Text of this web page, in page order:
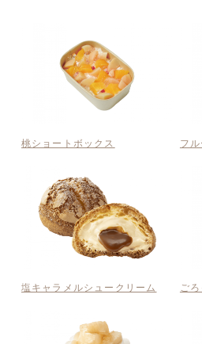
桃ショートボックス フ
塩キャラメルシュークリーム ご